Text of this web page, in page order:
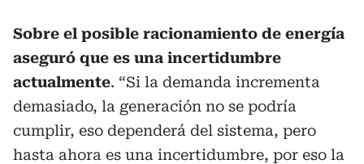
Sobre el posible racionamiento de energía
aseguró que es una incertidumbre
actualmente. “Si la demanda incrementa
demasiado, la generación no se podría
cumplir, eso dependerá del sistema, pero
hasta ahora es una incertidumbre, por eso la